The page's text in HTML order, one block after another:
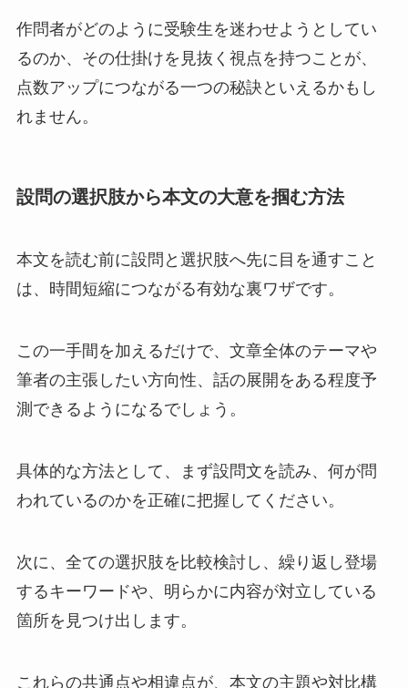
作問者がどのように受験生を迷わせようとしてい
るのか、その仕掛けを見抜く視点を持つことが、
点数アップにつながる一つの秘訣といえるかもし
れません。
設問の選択肢から本文の大意を掴む方法
本文を読む前に設問と選択肢へ先に目を通すこと
は、時間短縮につながる有効な裏ワザです。
この一手間を加えるだけで、文章全体のテーマや
筆者の主張したい方向性、話の展開をある程度予
測できるようになるでしょう。
具体的な方法として、まず設問文を読み、何が問
われているのかを正確に把握してください。
次に、全ての選択肢を比較検討し、繰り返し登場
するキーワードや、明らかに内容が対立している
箇所を見つけ出します。
これらの共通点や相違点が、本文の主題や対比構